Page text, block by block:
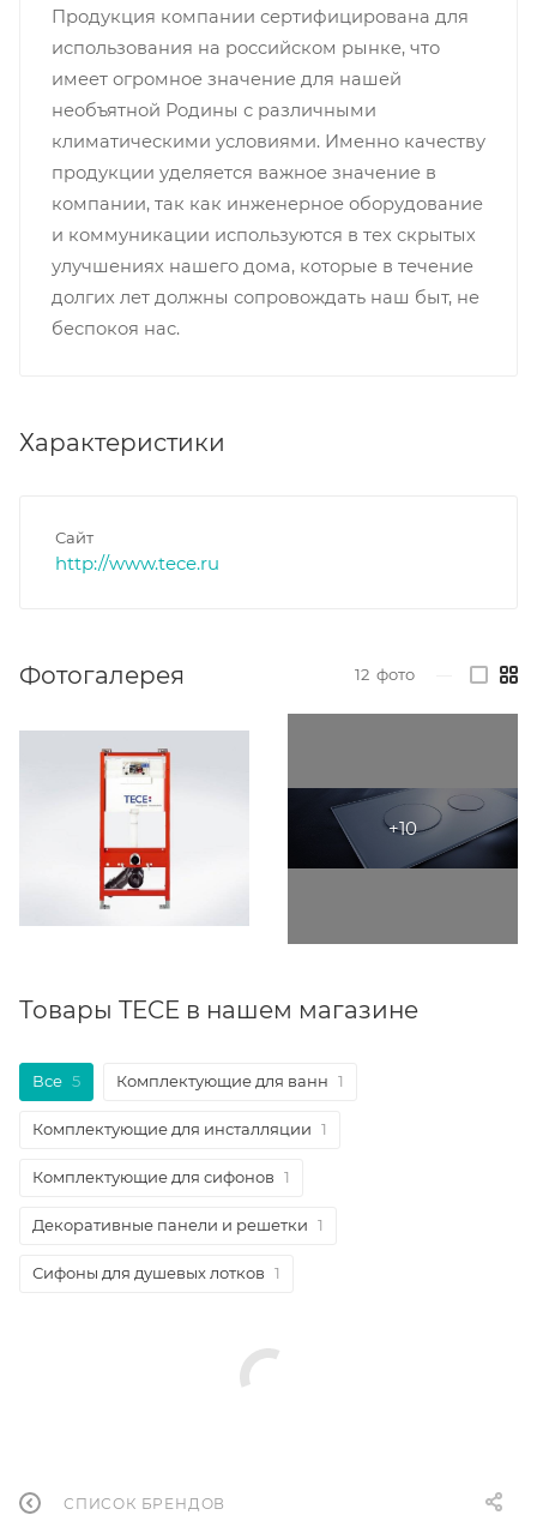
Продукция компании сертифицирована для
использования на российском рынке, что
имеет огромное значение для нашей
необъятной Родины с различными
климатическими условиями. Именно качеству
продукции уделяется важное значение в
компании, так как инженерное оборудование
и коммуникации используются в тех скрытых
улучшениях нашего дома, которые в течение
долгих лет должны сопровождать наш быт, не
беспокоя нас.
Характеристики
Сайт
http://www.tece.ru
Фотогалерея 12 фото
Товары TECE в нашем магазине
Все 5 Комплектующие для ванн 1
Комплектующие для инсталляции 1
Комплектующие для сифонов 1
Декоративные панели и решетки 1
Сифоны для душевых лотков 1
СПИСОК БРЕНДОВ